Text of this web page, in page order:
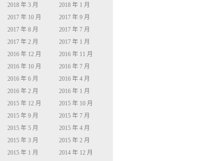
2018 年 3 月
2018 年 1 月
2017 年 10 月
2017 年 9 月
2017 年 8 月
2017 年 7 月
2017 年 2 月
2017 年 1 月
2016 年 12 月
2016 年 11 月
2016 年 10 月
2016 年 7 月
2016 年 6 月
2016 年 4 月
2016 年 2 月
2016 年 1 月
2015 年 12 月
2015 年 10 月
2015 年 9 月
2015 年 7 月
2015 年 5 月
2015 年 4 月
2015 年 3 月
2015 年 2 月
2015 年 1 月
2014 年 12 月